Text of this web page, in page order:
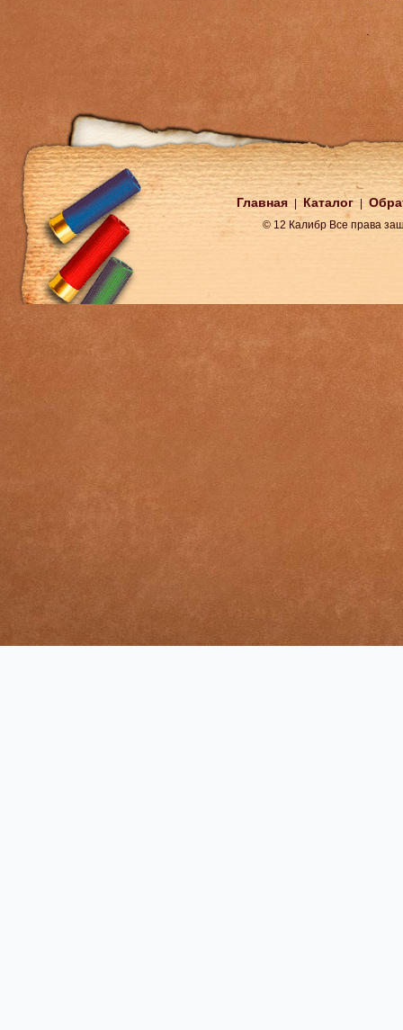
.
Главная Каталог
© 12 Калибр Все права